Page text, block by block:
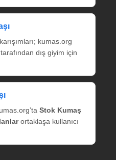
kumas.org
dış giyim için
Stok Kumaş
ortaklaşa kullanıcı